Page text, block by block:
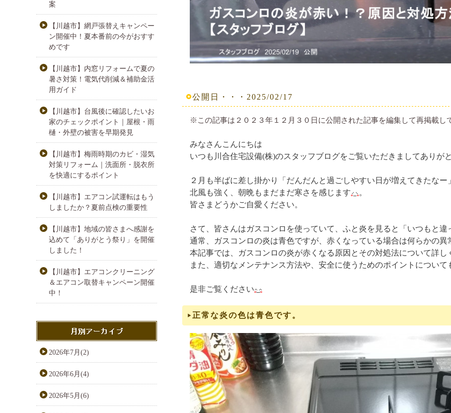
公開日・・・2025/02/17
※この記事は２０２３年１２月３０日に公開された記事を編集して再掲載し
みなさんこんにちは
いつも川合住宅設備(株)のスタッフブログをご覧いただきましてありが
２月も半ばに差し掛かり「だんだんと過ごしやすい日が増えてきたな
北風も強く、朝晩もまだまだ寒さを感じます
。
皆さまどうかご自愛ください。
さて、皆さんはガスコンロを使っていて、ふと炎を見ると「いつもと
通常、ガスコンロの炎は青色ですが、赤くなっている場合は何らかの
本記事では、ガスコンロの炎が赤くなる原因とその対処法について詳
また、適切なメンテナンス方法や、安全に使うためのポイントについて
是非ご覧ください
正常な炎の色は青色です。
案
【川越市】網戸張替えキャンペー
ン開催中！夏本番前の今がおすす
めです
【川越市】内窓リフォームで夏の
暑さ対策！電気代削減＆補助金活
用ガイド
【川越市】台風後に確認したいお
家のチェックポイント｜屋根・雨
樋・外壁の被害を早期発見
【川越市】梅雨時期のカビ・湿気
対策リフォーム｜洗面所・脱衣所
を快適にするポイント
【川越市】エアコン試運転はもう
しましたか？夏前点検の重要性
【川越市】地域の皆さまへ感謝を
込めて「ありがとう祭り」を開催
しました！
【川越市】エアコンクリーニング
＆エアコン取替キャンペーン開催
中！
2026年7月(2)
2026年6月(4)
2026年5月(6)